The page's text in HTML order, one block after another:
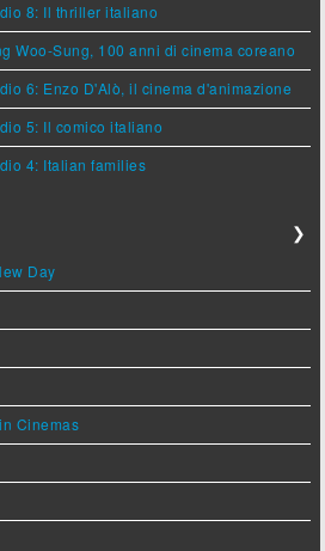
8: Il thriller italiano
Woo-Sung, 100 anni di cinema coreano
6: Enzo D'Alò, il cinema d'animazione
5: Il comico italiano
4: Italian families
❯
Day
Cinemas